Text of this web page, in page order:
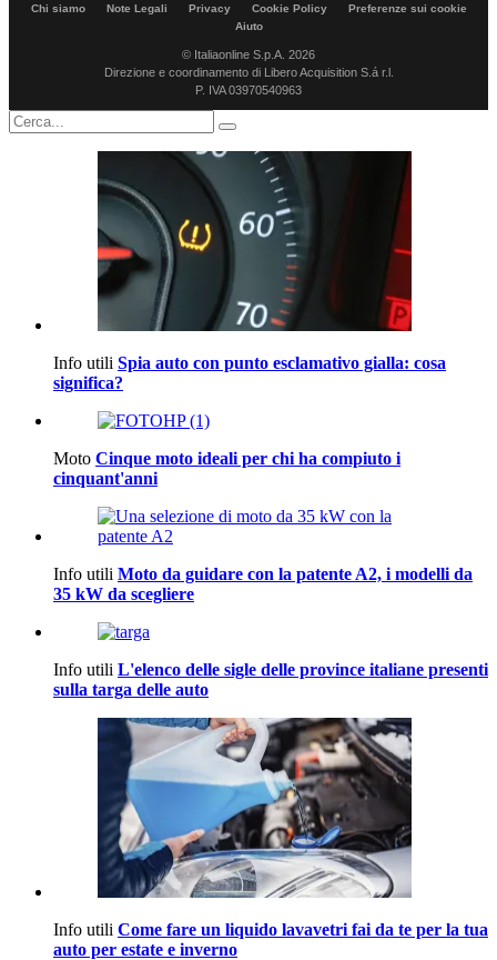
Chi siamo Note Legali Privacy Cookie Policy
Preferenze sui cookie
Aiuto
© Italiaonline S.p.A. 2026
Direzione e coordinamento di Libero Acquisition S.á r.l.
P. IVA 03970540963
Info utili Spia auto con punto esclamativo gialla: cosa
significa?
Moto Cinque moto ideali per chi ha compiuto i
cinquant'anni
Info utili Moto da guidare con la patente A2, i modelli da
35 kW da scegliere
Info utili L'elenco delle sigle delle province italiane presenti
sulla targa delle auto
Info utili Come fare un liquido lavavetri fai da te per la tua
auto per estate e inverno